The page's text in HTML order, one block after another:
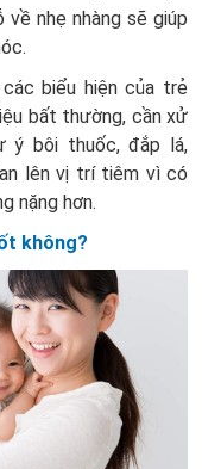
nhẹ nhàng sẽ giúp
biểu hiện của trẻ
bất thường, cần xử
ý bôi thuốc, đắp lá,
lên vị trí tiêm vì có
nặng hơn.
không?